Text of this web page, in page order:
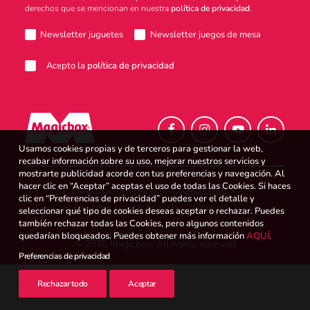
Atención al consumidor
Intranet
España
Search
derechos que se mencionan en nuestrapolítica de privacidad.
Newsletter juguetes Newsletter juegos de mesa
Acepto la política de privacidad
© 2026 Magicbox.
CANAL DE DENUNCIAS
AVISO LEGAL
POLÍTICA DE PRIVACIDAD
COOKIES
Usamos cookies propias y de terceros para gestionar la web,
recabar información sobre su uso, mejorar nuestros servicios y
mostrarte publicidad acorde con tus preferencias y navegación. Al
hacer clic en “Aceptar” aceptas el uso de todas las Cookies. Si haces
clic en “Preferencias de privacidad” puedes ver el detalle y
seleccionar qué tipo de cookies deseas aceptar o rechazar. Puedes
también rechazar todas las Cookies, pero algunos contenidos
quedarían bloqueados. Puedes obtener más informaciónAQUÍ.
Preferencias de privacidad
Rechazar todo Aceptar